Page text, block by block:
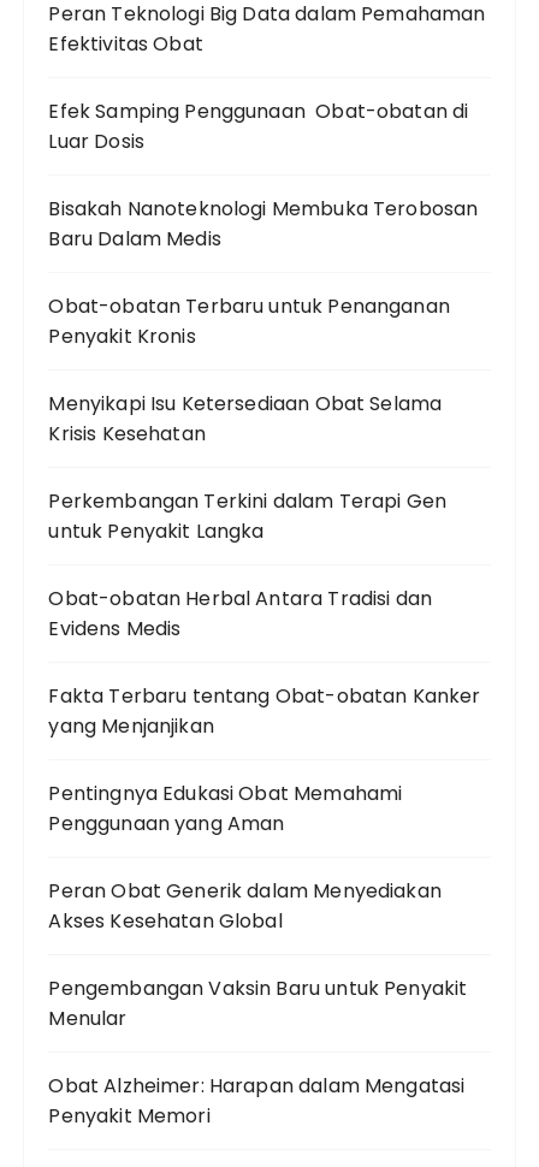
Peran Teknologi Big Data dalam Pemahaman
Efektivitas Obat
Efek Samping Penggunaan Obat-obatan di
Luar Dosis
Bisakah Nanoteknologi Membuka Terobosan
Baru Dalam Medis
Obat-obatan Terbaru untuk Penanganan
Penyakit Kronis
Menyikapi Isu Ketersediaan Obat Selama
Krisis Kesehatan
Perkembangan Terkini dalam Terapi Gen
untuk Penyakit Langka
Obat-obatan Herbal Antara Tradisi dan
Evidens Medis
Fakta Terbaru tentang Obat-obatan Kanker
yang Menjanjikan
Pentingnya Edukasi Obat Memahami
Penggunaan yang Aman
Peran Obat Generik dalam Menyediakan
Akses Kesehatan Global
Pengembangan Vaksin Baru untuk Penyakit
Menular
Obat Alzheimer: Harapan dalam Mengatasi
Penyakit Memori